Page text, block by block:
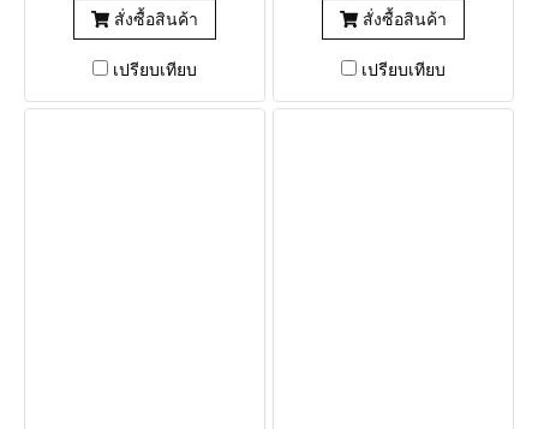
สั่งซื้อสินค้า
เปรียบเทียบ
สั่งซื้อสินค้า
เปรียบเทียบ